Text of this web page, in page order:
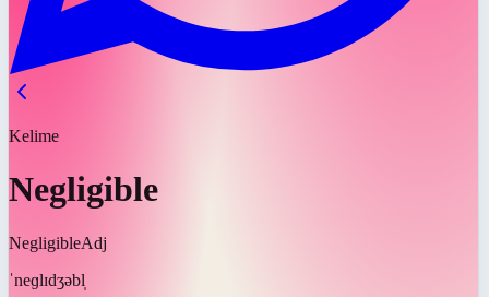
Kelime
Negligible
NegligibleAdj
ˈneɡlɪdʒəbl̩